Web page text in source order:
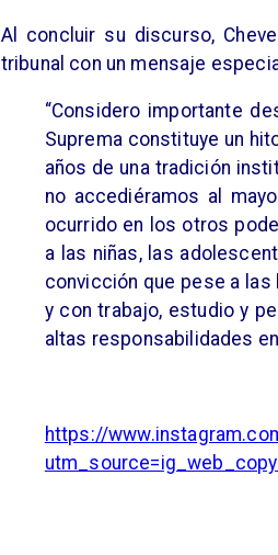
Al concluir su discurso,
tribunal con un mensaje
“Considero importante
Suprema constituye un
años de una tradición
no accediéramos al
ocurrido en los otros
a las niñas, las
convicción que pese a
y con trabajo, estudio y
altas responsabilidades
https://